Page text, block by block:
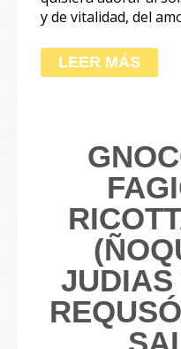
y de vitalidad, del
LEER MÁS
JUDIAS